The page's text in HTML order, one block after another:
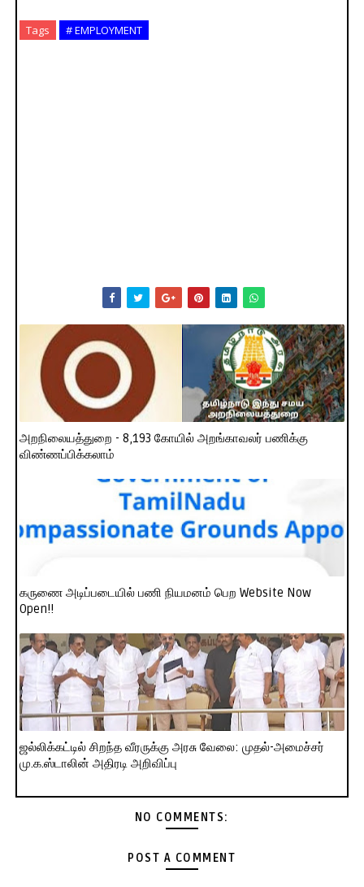
Tags # EMPLOYMENT
அறநிலையத்துறை - 8,193 கோயில் அறங்காவலர் பணிக்கு
விண்ணப்பிக்கலாம்
கருணை அடிப்படையில் பணி நியமனம் பெற Website Now
Open!!
ஜல்லிக்கட்டில் சிறந்த வீரருக்கு அரசு வேலை: முதல்-அமைச்சர்
மு.க.ஸ்டாலின் அதிரடி அறிவிப்பு
NO COMMENTS:
POST A COMMENT